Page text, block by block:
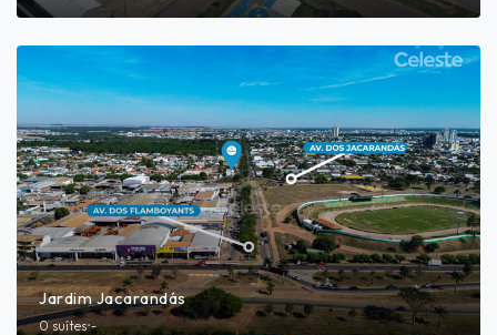
Jardim Jacarandás
0 suítes•-